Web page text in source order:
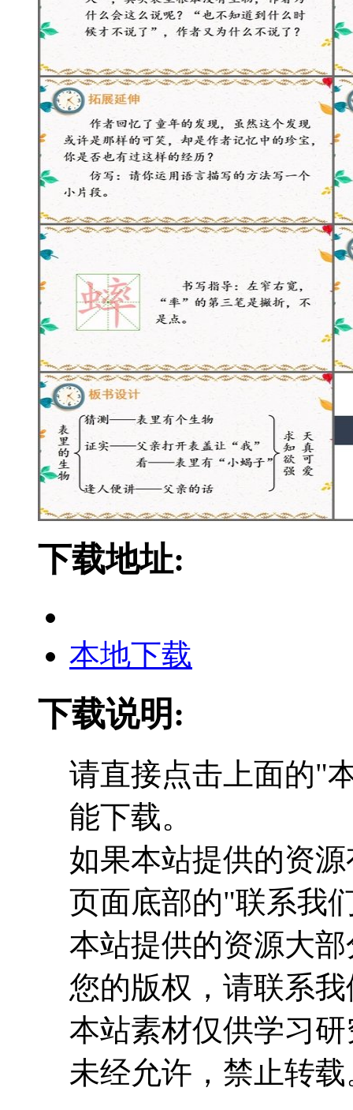
下载地址:
本地下载
下载说明:
请直接点击上面的"
能下载。
如果本站提供的资
页面底部的"联系我
本站提供的资源大
您的版权，请联系
本站素材仅供学习
未经允许，禁止转载